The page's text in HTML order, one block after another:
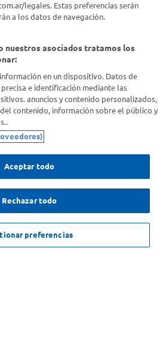
NO DISPONIBLE
legales. Estas preferencias serán
a los datos de navegación.
nuestros asociados tratamos los
en un dispositivo. Datos de
e identificación mediante las
anuncios y contenido personalizados,
contenido, información sobre el público y
Aceptar todo
Rechazar todo
preferencias